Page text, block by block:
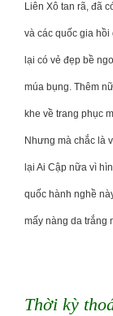
Liên Xô tan rã, đã
và các quốc gia
lại có vẻ đẹp bề
múa bụng. Thêm
khe về trang phục
Nhưng mà chắc là
lại Ai Cập nữa vì
quốc hành nghề
mấy nàng da trắng
Thời kỳ